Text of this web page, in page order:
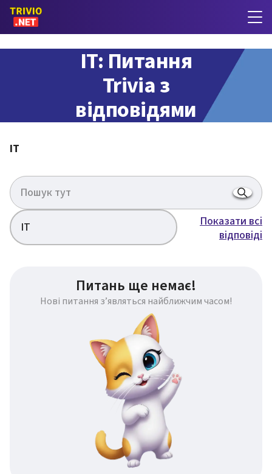
IT: Питання
Trivia з
відповідями
IT
IT
Показати всі
відповіді
Питань ще немає!
Нові питання з’являться найближчим часом!